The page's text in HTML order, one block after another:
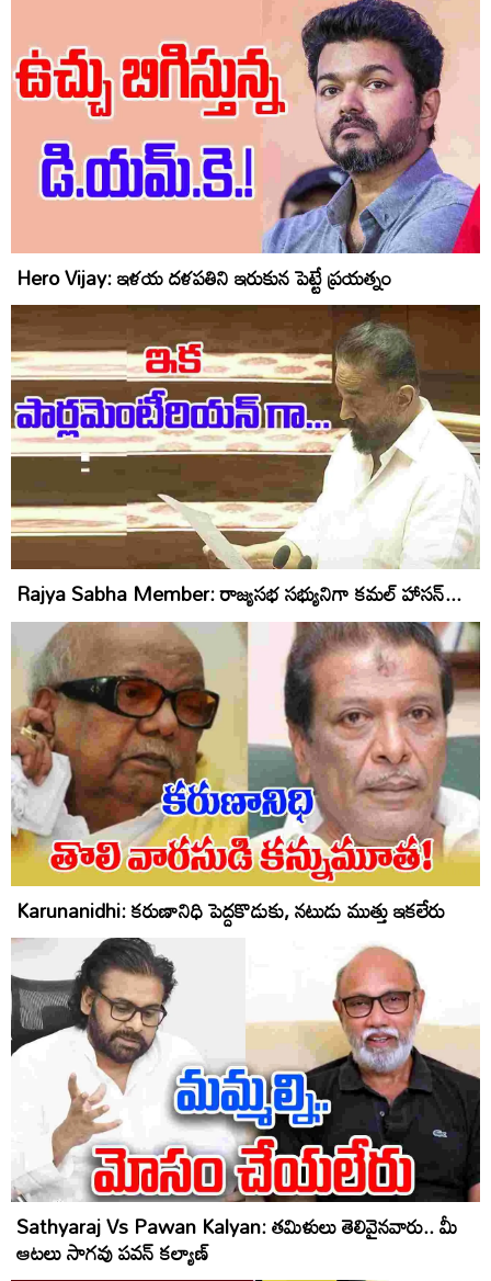
Hero Vijay: ఇళయ దళపతిని ఇరుకున పెట్టే ప్రయత్నం
Rajya Sabha Member: రాజ్యసభ సభ్యునిగా కమల్ హాసన్...
Karunanidhi: కరుణానిధి పెద్దకొడుకు, నటుడు ముత్తు ఇకలేరు
Sathyaraj Vs Pawan Kalyan: తమిళులు తెలివైనవారు.. మీ
ఆటలు సాగ‌వు ప‌వ‌న్ క‌ల్యాణ్‌